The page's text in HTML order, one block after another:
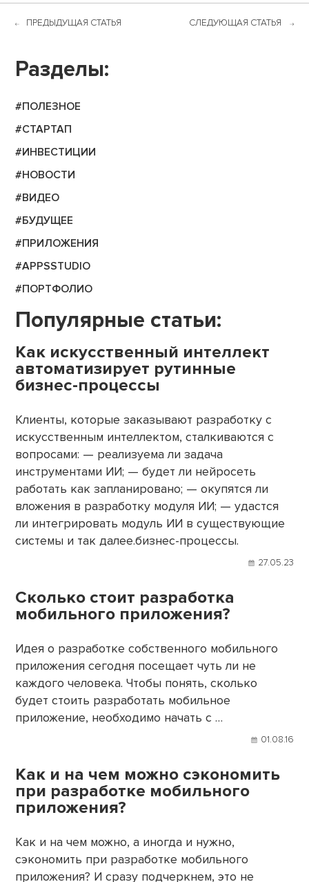
ПРЕДЫДУЩАЯ СТАТЬЯ СЛЕДУЮЩАЯ СТАТЬЯ
Разделы:
#ПОЛЕЗНОЕ
#СТАРТАП
#ИНВЕСТИЦИИ
#НОВОСТИ
#ВИДЕО
#БУДУЩЕЕ
#ПРИЛОЖЕНИЯ
#APPSSTUDIO
#ПОРТФОЛИО
Популярные статьи:
Как искусственный интеллект
автоматизирует рутинные
бизнес-процессы
Клиенты, которые заказывают разработку с
искусственным интеллектом, сталкиваются с
вопросами: — реализуема ли задача
инструментами ИИ; — будет ли нейросеть
работать как запланировано; — окупятся ли
вложения в разработку модуля ИИ; — удастся
ли интегрировать модуль ИИ в существующие
системы и так далее.бизнес-процессы.
27.05.23
Сколько стоит разработка
мобильного приложения?
Идея о разработке собственного мобильного
приложения сегодня посещает чуть ли не
каждого человека. Чтобы понять, сколько
будет стоить разработать мобильное
приложение, необходимо начать с …
01.08.16
Как и на чем можно сэкономить
при разработке мобильного
приложения?
Как и на чем можно, а иногда и нужно,
сэкономить при разработке мобильного
приложения? И сразу подчеркнем, это не